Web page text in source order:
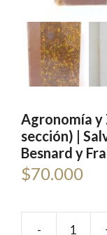
Agronomía y
sección) |
Besnard y
$70.000
-